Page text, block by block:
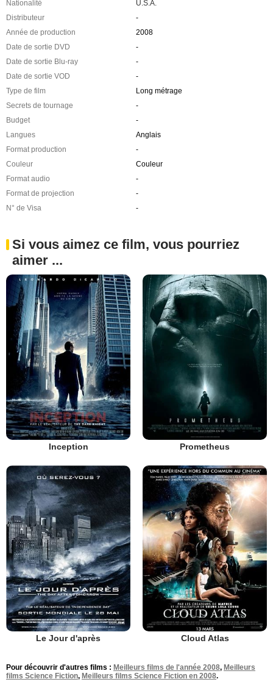
Nationalité
U.S.A.
Distributeur
-
Année de production
2008
Date de sortie DVD
-
Date de sortie Blu-ray
-
Date de sortie VOD
-
Type de film
Long métrage
Secrets de tournage
-
Budget
-
Langues
Anglais
Format production
-
Couleur
Couleur
Format audio
-
Format de projection
-
N° de Visa
-
Si vous aimez ce film, vous pourriez
aimer ...
Inception Prometheus
Le Jour d'après Cloud Atlas
Pour découvrir d'autres films : Meilleurs films de l'année 2008, Meilleurs
films Science Fiction, Meilleurs films Science Fiction en 2008.